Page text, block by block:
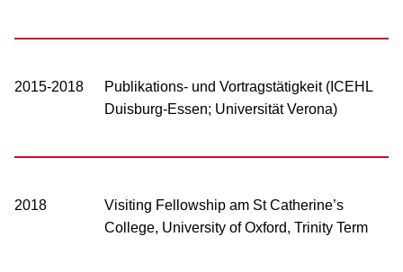
2015-2018
Publikations- und Vortragstätigkeit (ICEHL
Duisburg-Essen; Universität Verona)
2018
Visiting Fellowship am St Catherine’s
College, University of Oxford, Trinity Term